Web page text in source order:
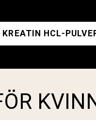
KREATIN HCL-